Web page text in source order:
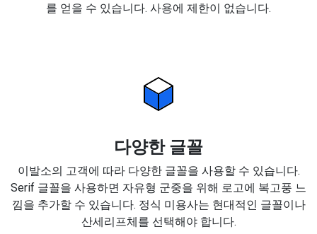
를 얻을 수 있습니다. 사용에 제한이 없습니다.
다양한 글꼴
이발소의 고객에 따라 다양한 글꼴을 사용할 수 있습니다.
Serif 글꼴을 사용하면 자유형 군중을 위해 로고에 복고풍 느
낌을 추가할 수 있습니다. 정식 미용사는 현대적인 글꼴이나
산세리프체를 선택해야 합니다.